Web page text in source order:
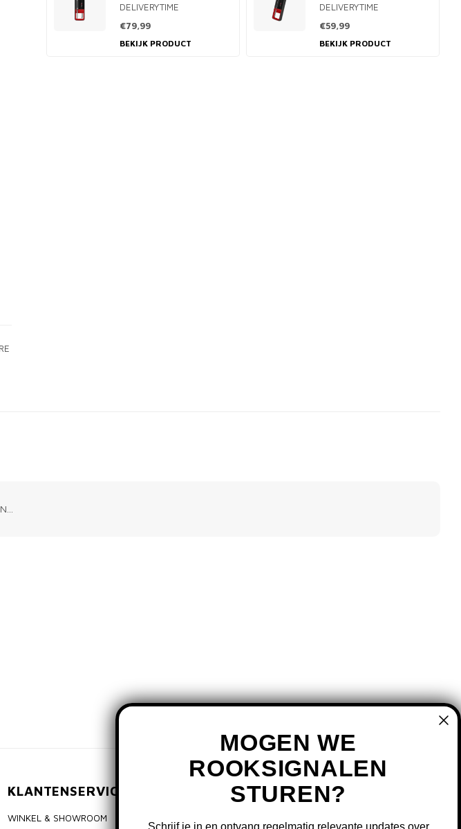
DELIVERYTIME
€79,99
BEKIJK PRODUCT
DELIVERYTIME
€59,99
BEKIJK PRODUCT
KLANTENSERVICE
WINKEL & SHOWROOM
MIJN ACCOUNT
MOGEN WE
ROOKSIGNALEN
STUREN?
Schrijf je in en ontvang regelmatig relevante updates over